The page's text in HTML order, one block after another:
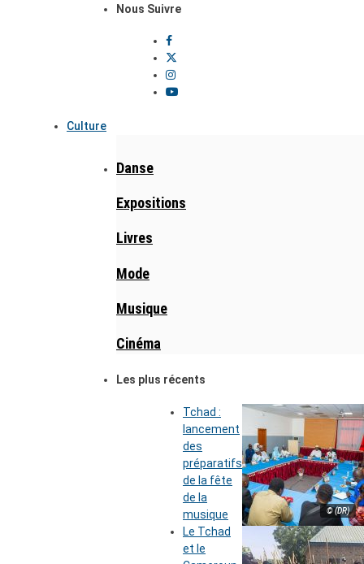
Nous Suivre
Culture
Danse
Expositions
Livres
Mode
Musique
Cinéma
Les plus récents
© (DR)
Tchad :
lancement
des
préparatifs
de la fête
de la
musique
Le Tchad
et le